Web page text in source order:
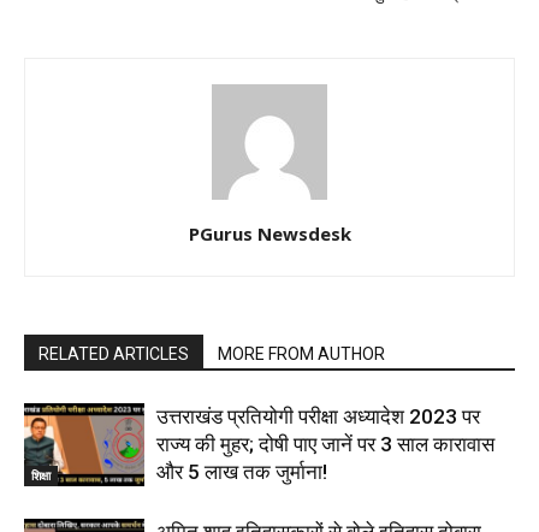
PGurus Newsdesk
RELATED ARTICLES MORE FROM AUTHOR
शिक्षा
उत्तराखंड प्रतियोगी परीक्षा अध्यादेश 2023 पर
राज्य की मुहर; दोषी पाए जानें पर 3 साल कारावास
और 5 लाख तक जुर्माना!